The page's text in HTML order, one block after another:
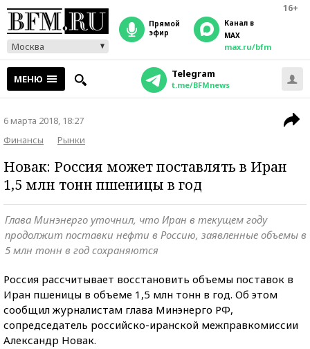
16+
Москва
прямой
эфир
Канал в
MAX
max.ru/bfm
МЕНЮ Telegram
t.me/BFMnews
6 марта 2018, 18:27
Финансы
Рынки
Новак: Россия может поставлять в Иран
1,5 млн тонн пшеницы в год
Глава Минэнерго уточнил, что Иран в текущем году
продолжит поставки нефти в Россию, заявленные объемы в
5 млн тонн в год сохраняются
Россия рассчитывает восстановить объемы поставок в
Иран пшеницы в объеме 1,5 млн тонн в год. Об этом
сообщил журналистам глава Минэнерго РФ,
сопредседатель российско-иранской межправкомиссии
Александр Новак.